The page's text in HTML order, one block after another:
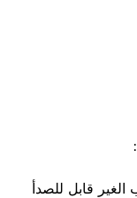
قابل للصدأ